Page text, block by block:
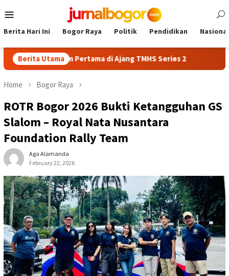
to
Menu
Berita Hari Ini Bogor Raya Politik Pendidikan Nasional
Berita Utama
Pertama di Ajang TMHS Series 2 AFKAB Bogor
Home Bogor Raya
ROTR Bogor 2026 Bukti Ketangguhan GS
Slalom – Royal Nata Nusantara
Foundation Rally Team
Aga Alamanda
February 22, 2026